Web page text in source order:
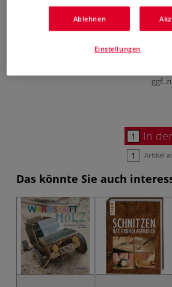
Erfolgsautorinnen Antje Rittermann
Mehr
ggf.
In
Artikel
Das könnte Sie auch
Ablehnen
Einstellungen